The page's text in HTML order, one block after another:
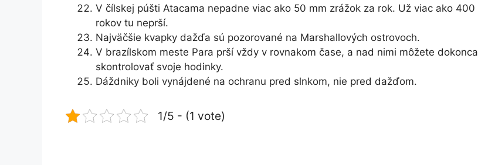
V čílskej púšti Atacama nepadne viac ako 50 mm zrážok za rok. Už viac ako 400
rokov tu neprší.
Najväčšie kvapky dažďa sú pozorované na Marshallových ostrovoch.
V brazílskom meste Para prší vždy v rovnakom čase, a nad nimi môžete dokonca
skontrolovať svoje hodinky.
Dáždniky boli vynájdené na ochranu pred slnkom, nie pred dažďom.
1/5 - (1 vote)